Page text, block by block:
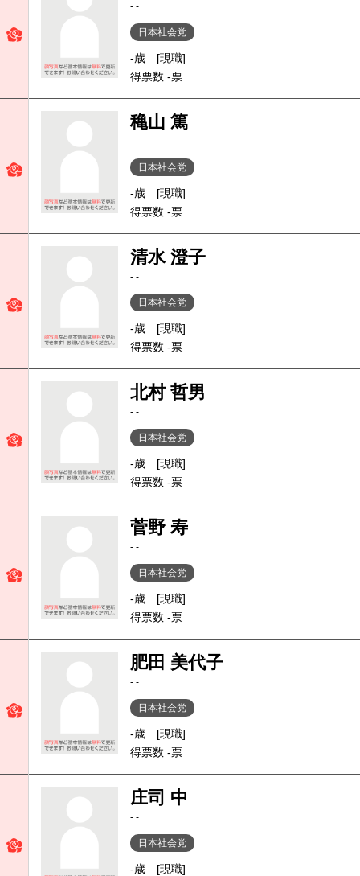
- -
日本社会党
-歳
[現職]
得票数 -票
穐山 篤
- -
日本社会党
-歳
[現職]
得票数 -票
清水 澄子
- -
日本社会党
-歳
[現職]
得票数 -票
北村 哲男
- -
日本社会党
-歳
[現職]
得票数 -票
菅野 寿
- -
日本社会党
-歳
[現職]
得票数 -票
肥田 美代子
- -
日本社会党
-歳
[現職]
得票数 -票
庄司 中
- -
日本社会党
-歳 [現職]